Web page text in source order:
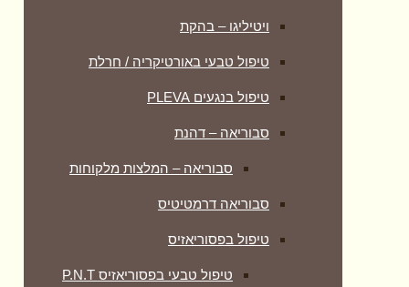
ויטיליגו – בהקת
טיפול טבעי באורטיקריה / חרלת
טיפול בנגעים PLEVA
סבוריאה – דהנת
סבוריאה – המלצות מלקוחות
סבוריאה דרמטיטיס
טיפול בפסוריאזיס
טיפול טבעי בפסוריאזיס P.N.T